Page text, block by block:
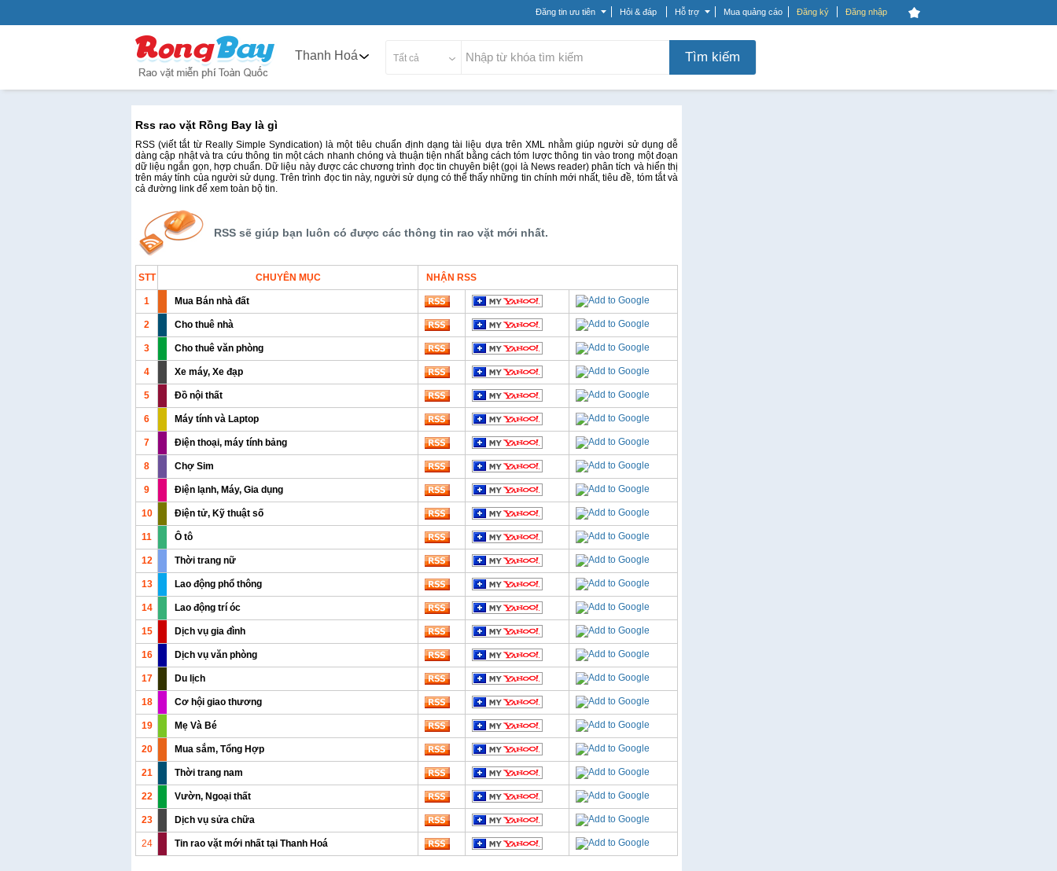
Đăng tin ưu tiên Hỏi & đáp Hỗ trợ Mua quảng cáo Đăng ký Đăng nhập
Thanh Hoá Tất cả Tìm kiếm
Rss rao vặt Rồng Bay là gì
RSS (viết tắt từ Really Simple Syndication) là một tiêu chuẩn định dạng tài liệu dựa trên XML nhằm giúp người sử dụng dễ
dàng cập nhật và tra cứu thông tin một cách nhanh chóng và thuận tiện nhất bằng cách tóm lược thông tin vào trong một đoạn
dữ liệu ngắn gọn, hợp chuẩn. Dữ liệu này được các chương trình đọc tin chuyên biệt (gọi là News reader) phân tích và hiển thị
trên máy tính của người sử dụng. Trên trình đọc tin này, người sử dụng có thể thấy những tin chính mới nhất, tiêu đề, tóm tắt và
cả đường link để xem toàn bộ tin.
RSS sẽ giúp bạn luôn có được các thông tin rao vặt mới nhất.
STT CHUYÊN MỤC NHẬN RSS
1 Mua Bán nhà đất
2 Cho thuê nhà
3 Cho thuê văn phòng
4 Xe máy, Xe đạp
5 Đồ nội thất
6 Máy tính và Laptop
7 Điện thoại, máy tính bảng
8 Chợ Sim
9 Điện lạnh, Máy, Gia dụng
10 Điện tử, Kỹ thuật số
11 Ô tô
12 Thời trang nữ
13 Lao động phổ thông
14 Lao động trí óc
15 Dịch vụ gia đình
16 Dịch vụ văn phòng
17 Du lịch
18 Cơ hội giao thương
19 Mẹ Và Bé
20 Mua sắm, Tổng Hợp
21 Thời trang nam
22 Vườn, Ngoại thất
23 Dịch vụ sửa chữa
24 Tin rao vặt mới nhất tại Thanh Hoá